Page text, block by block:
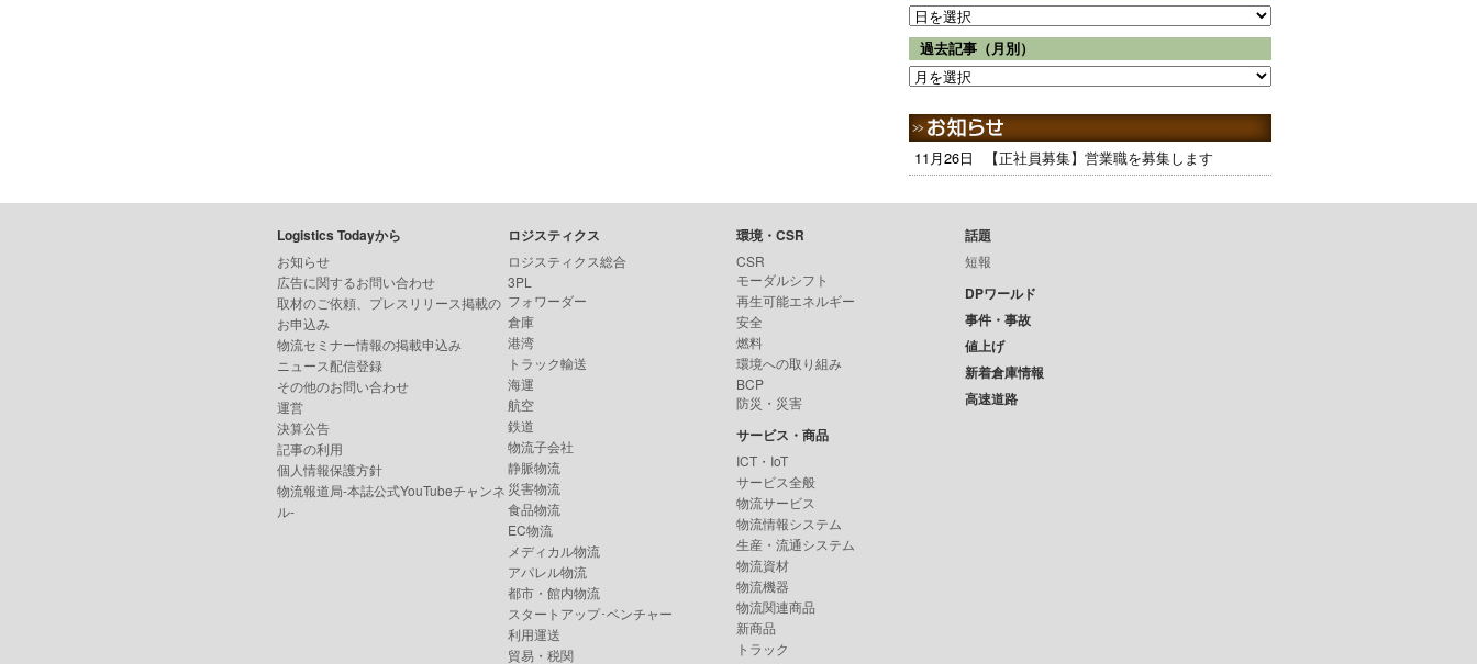
過去記事（月別）
11月26日 【正社員募集】営業職を募集します
Logistics Todayから
お知らせ
広告に関するお問い合わせ
取材のご依頼、プレスリリース掲載の
お申込み
物流セミナー情報の掲載申込み
ニュース配信登録
その他のお問い合わせ
運営
決算公告
記事の利用
個人情報保護方針
物流報道局-本誌公式YouTubeチャンネ
ル-
ロジスティクス
ロジスティクス総合
3PL
フォワーダー
倉庫
港湾
トラック輸送
海運
航空
鉄道
物流子会社
静脈物流
災害物流
食品物流
EC物流
メディカル物流
アパレル物流
都市・館内物流
スタートアップ･ベンチャー
利用運送
貿易・税関
環境・CSR
CSR
モーダルシフト
再生可能エネルギー
安全
燃料
環境への取り組み
BCP
防災・災害
サービス・商品
ICT・IoT
サービス全般
物流サービス
物流情報システム
生産・流通システム
物流資材
物流機器
物流関連商品
新商品
トラック
話題
短報
DPワールド
事件・事故
値上げ
新着倉庫情報
高速道路